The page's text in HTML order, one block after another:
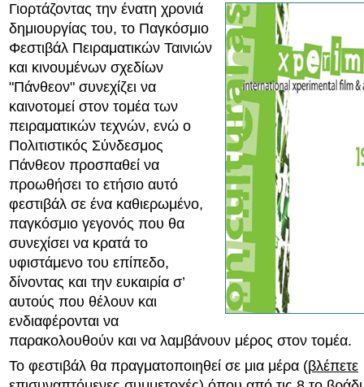
Γιορτάζοντας την ένατη χρονιά
δημιουργίας του, το Παγκόσμιο
Φεστιβάλ Πειραματικών Ταινιών
και κινουμένων σχεδίων
"Πάνθεον" συνεχίζει να
καινοτομεί στον τομέα των
πειραματικών τεχνών, ενώ ο
Πολιτιστικός Σύνδεσμος
Πάνθεον προσπαθεί να
προωθήσει το ετήσιο αυτό
φεστιβάλ σε ένα καθιερωμένο,
παγκόσμιο γεγονός που θα
συνεχίσει να κρατά το
υφιστάμενο του επίπεδο,
δίνοντας και την ευκαιρία σ’
αυτούς που θέλουν και
ενδιαφέρονται να
παρακολουθούν και να λαμβάνουν μέρος στον τομέα.
Το φεστιβάλ θα πραγματοποιηθεί σε μια μέρα (βλέπετε